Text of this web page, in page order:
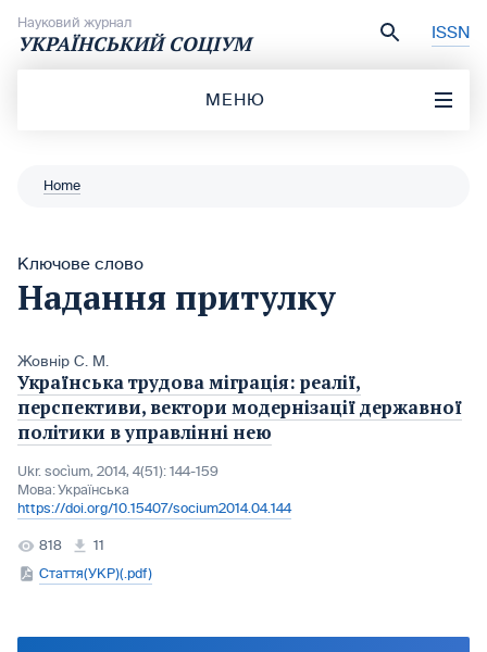
Науковий журнал
УКРАЇНСЬКИЙ СОЦІУМ ISSN
МЕНЮ
Home
Ключове слово
Надання притулку
Жовнір С. М.
Українська трудова міграція: реалії,
перспективи, вектори модернізації державної
політики в управлінні нею
Ukr. socìum, 2014, 4(51): 144-159
Мова:Українська
https://doi.org/10.15407/socium2014.04.144
818
11
Стаття(УКР)(.pdf)